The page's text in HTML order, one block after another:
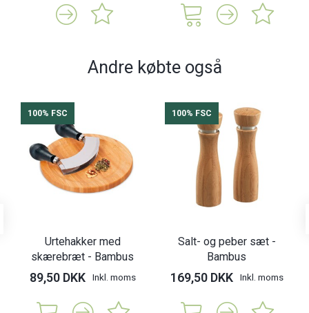
Andre købte også
100% FSC
Urtehakker med
skærebræt - Bambus
89,50 DKK Inkl. moms
100% FSC
Salt- og peber sæt -
Bambus
169,50 DKK Inkl. moms